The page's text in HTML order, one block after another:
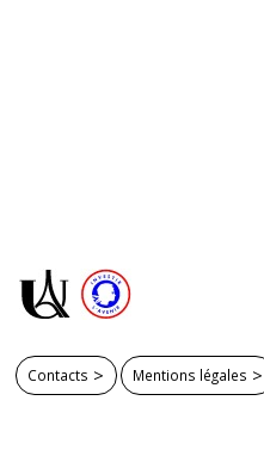
Contacts Mentions légales